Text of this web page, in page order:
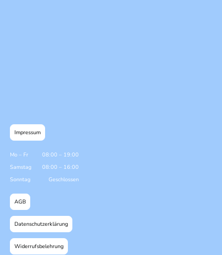
Impressum
Mo – Fr 08:00 – 19:00
Samstag
08:00 – 16:00
Sonntag
Geschlossen
AGB
Datenschutzerklärung
Widerrufsbelehrung